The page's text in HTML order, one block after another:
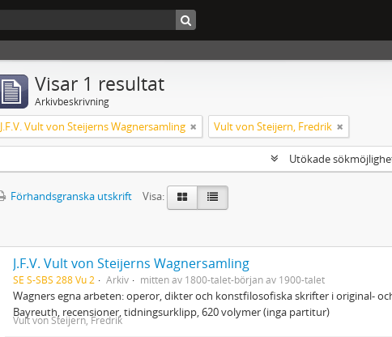
Visar 1 resultat
Arkivbeskrivning
J.F.V. Vult von Steijerns Wagnersamling Vult von Steijern, Fredrik
Utökade
Förhandsgranska utskrift
Visa:
J.F.V. Vult von Steijerns Wagnersamling
SE S-SBS 288 Vu 2 Arkiv mitten av 1800-talet-början av 1900-talet
Wagners egna arbeten: operor, dikter och konstfilosofiska skrifter i original-
Bayreuth, recensioner, tidningsurklipp, 620 volymer (inga partitur)
Vult von Steijern, Fredrik